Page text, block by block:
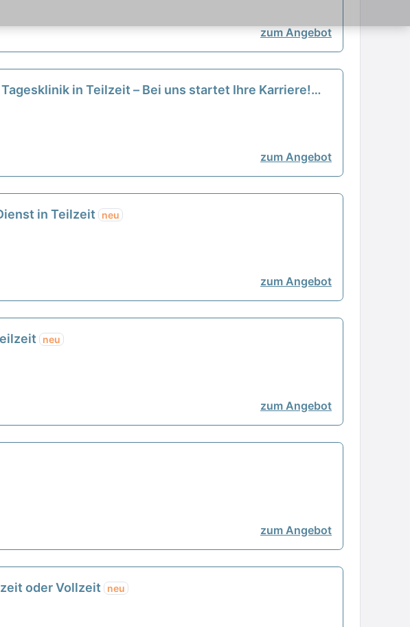
zum Angebot
in Teilzeit – Bei uns startet Ihre Karriere!
zum Angebot
in Teilzeit neu
zum Angebot
neu
zum Angebot
zum Angebot
oder Vollzeit neu